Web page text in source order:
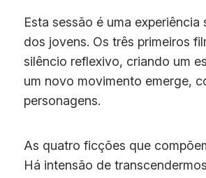
Esta sessão é uma
dos jovens. Os três primeiros
silêncio reflexivo, criando um
um novo movimento emerge,
personagens.
As quatro ficções que
Há intensão de